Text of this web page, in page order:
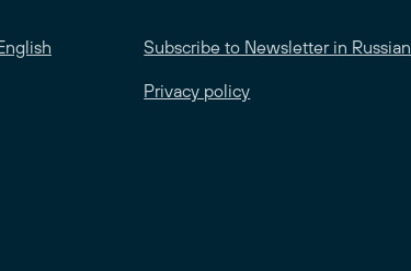
Subscribe to Newsletter in Russian
Privacy policy